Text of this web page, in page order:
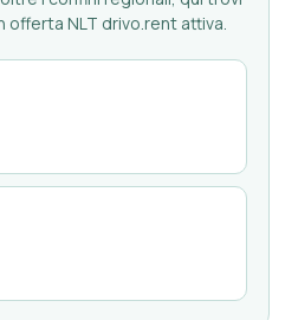
offerta NLT drivo.rent attiva.